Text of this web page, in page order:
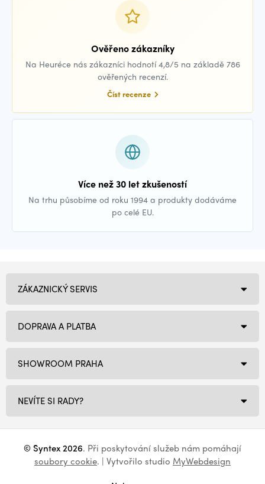
Ověřeno zákazníky
Na Heuréce nás zákazníci hodnotí 4,8/5 na základě 786
ověřených recenzí.
Číst recenze
Více než 30 let zkušeností
Na trhu působíme od roku 1994 a produkty dodáváme
po celé EU.
SHOWROOM PRAHA
NEVÍTE SI RADY?
ZÁKAZNICKÝ SERVIS
DOPRAVA A PLATBA
© Syntex 2026. Při poskytování služeb nám pomáhají
soubory cookie. | Vytvořilo studio MyWebdesign